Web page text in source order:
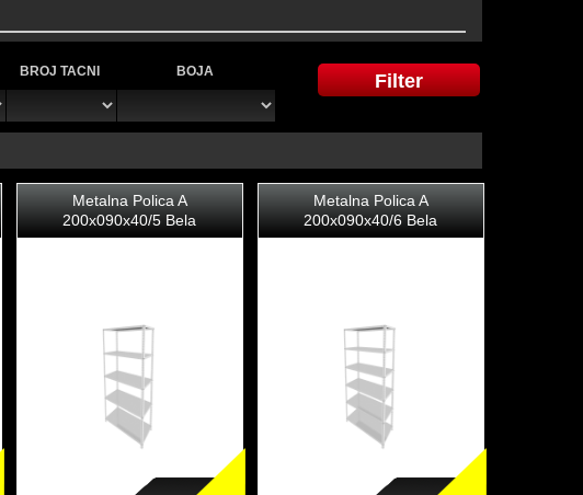
BROJ TACNI BOJA
Metalna Polica A
200x090x40/5 Bela
Metalna Polica A
200x090x40/6 Bela